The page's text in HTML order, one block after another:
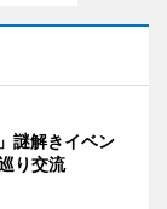
謎解きイベン
り交流